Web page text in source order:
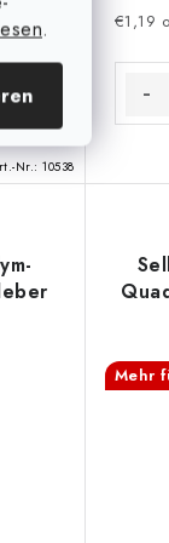
.
Nr.: 10538
€1,19
Mehr